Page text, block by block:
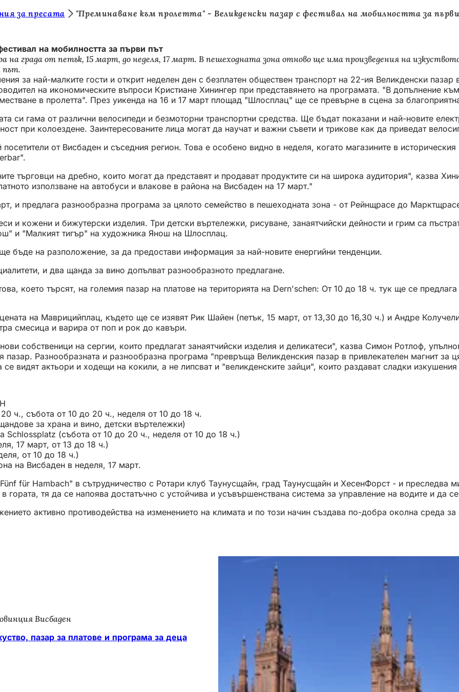
за пресата
"Преминаване към пролетта" - Великденски пазар с фестивал на мобилността за
на мобилността за първи път
на града от петък, 15 март, до неделя, 17 март. В пешеходната зона отново ще има произведения на
път.
за най-малките гости и открит неделен ден с безплатен обществен транспорт на 22-ия Великденски пазар
на икономическите въпроси Кристиане Хинингер при представянето на програмата. "В допълнение
в пролетта". През уикенда на 16 и 17 март площад "Шлосплац" ще се превърне в сцена за
си гама от различни велосипеди и безмоторни транспортни средства. Ще бъдат показани и най-новите
при колоездене. Заинтересованите лица могат да научат и важни съвети и трикове как да приведат
от Висбаден и съседния регион. Това е особено видно в неделя, когато магазините в
търговци на дребно, които могат да представят и продават продуктите си на широка аудитория", казва
използване на автобуси и влакове в района на Висбаден на 17 март."
и предлага разнообразна програма за цялото семейство в пешеходната зона - от Рейнщрасе до
и кожени и бижутерски изделия. Три детски въртележки, рисуване, занаятчийски дейности и грим са
и "Малкият тигър" на художника Янош на Шлосплац.
бъде на разположение, за да предостави информация за най-новите енергийни тенденции.
и два щанда за вино допълват разнообразното предлагане.
което търсят, на големия пазар на платове на територията на Dern'schen: От 10 до 18 ч. тук ще се
на Маврицийплац, където ще се изявят Рик Шайен (петък, 15 март, от 13,30 до 16,30 ч.) и Андре
смесица и варира от поп и рок до кавъри.
собственици на сергии, които предлагат занаятчийски изделия и деликатеси", казва Симон Ротлоф,
Разнообразната и разнообразна програма "превръща Великденския пазар в привлекателен магнит за
видят актьори и ходещи на кокили, а не липсват и "великденските зайци", които раздават сладки
ч., събота от 10 до 20 ч., неделя от 10 до 18 ч.
за храна и вино, детски въртележки)
Schlossplatz (събота от 10 до 20 ч., неделя от 10 до 18 ч.)
17 март, от 13 до 18 ч.)
от 10 до 18 ч.)
на Висбаден в неделя, 17 март.
für Hambach" в сътрудничество с Ротари клуб Таунусщайн, град Таунусщайн и ХесенФорст - и преследва
гората, тя да се напоява достатъчно с устойчива и усъвършенствана система за управление на водите и да
активно противодейства на изменението на климата и по този начин създава по-добра околна среда
Висбаден
пазар за платове и програма за деца